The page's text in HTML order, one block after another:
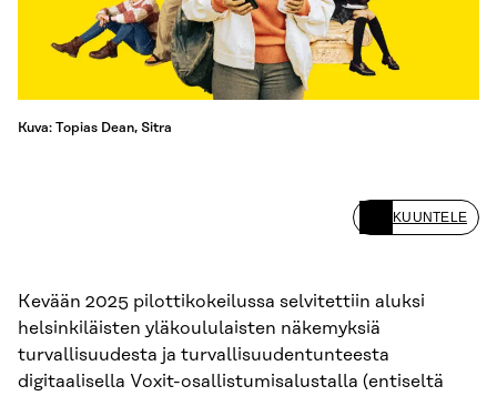
Kuva: Topias Dean, Sitra
KUUNTELE
Kevään 2025 pilottikokeilussa selvitettiin aluksi
helsinkiläisten yläkoululaisten näkemyksiä
turvallisuudesta ja turvallisuudentunteesta
digitaalisella Voxit-osallistumisalustalla (entiseltä